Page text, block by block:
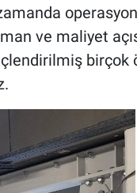
ve maliyet
birçok